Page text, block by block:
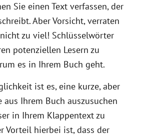
Sie einen Text verfassen, der
Aber Vorsicht, verraten
zu viel! Schlüsselwörter
potenziellen Lesern zu
es in Ihrem Buch geht.
ist es, eine kurze, aber
aus Ihrem Buch auszusuchen
in Ihrem Klappentext zu
Vorteil hierbei ist, dass der